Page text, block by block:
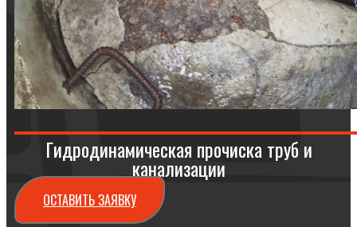
Гидродинамическая прочиска труб и
канализации
ОСТАВИТЬ ЗАЯВКУ